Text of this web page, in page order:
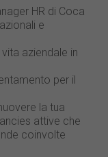
Pacchetto Office
doti
HR di Coca
e
aziendale in
per il
la tua
attive che
coinvolte